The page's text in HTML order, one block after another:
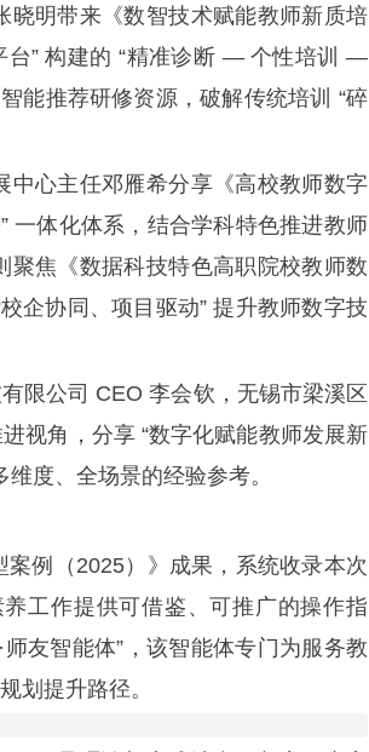
明带来《数智技术赋能教师新质培
台” 构建的 “精准诊断 — 个性培训 —
能推荐研修资源，破解传统培训 “碎
心主任邓雁希分享《高校教师数字
一体化体系，结合学科特色推进教师
焦《数据科技特色高职院校教师数
企协同、项目驱动” 提升教师数字技
公司 CEO 李会钦，无锡市梁溪区
视角，分享 “数字化赋能教师发展新
度、全场景的经验参考。
例（2025）》成果，系统收录本次
工作提供可借鉴、可推广的操作指
友智能体”，该智能体专门为服务教
划提升路径。